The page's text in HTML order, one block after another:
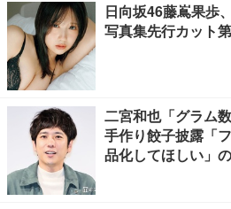
日向坂46藤嶌果歩
写真集先行カット
二宮和也「グラム
手作り餃子披露「
品化してほしい」